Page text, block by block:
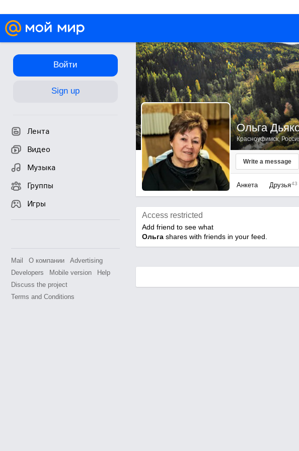
Войти
Sign up
Лента
Видео
Музыка
Группы
Игры
Mail О компании
Advertising
Developers
Mobile version
Help
Discuss the project
Terms and Conditions
Ольга
Красноуфимск,
Write a message
Анкета Друзья43
Access restricted
Add friend to see what
Ольгаshares with friends in your feed.